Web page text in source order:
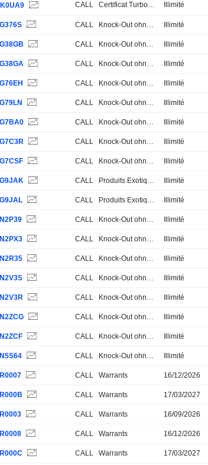
CALL Certificat Turbo Stop Loss Illimité
CALL Knock-Out ohne Stop Loss Illimité
CALL Knock-Out ohne Stop Loss Illimité
CALL Knock-Out ohne Stop Loss Illimité
CALL Knock-Out ohne Stop Loss Illimité
CALL Knock-Out ohne Stop Loss Illimité
CALL Knock-Out ohne Stop Loss Illimité
CALL Knock-Out ohne Stop Loss Illimité
CALL Knock-Out ohne Stop Loss Illimité
CALL Produits Exotiques Illimité
CALL Produits Exotiques Illimité
CALL Knock-Out ohne Stop Loss Illimité
CALL Knock-Out ohne Stop Loss Illimité
CALL Knock-Out ohne Stop Loss Illimité
CALL Knock-Out ohne Stop Loss Illimité
CALL Knock-Out ohne Stop Loss Illimité
CALL Knock-Out ohne Stop Loss Illimité
CALL Knock-Out ohne Stop Loss Illimité
CALL Knock-Out ohne Stop Loss Illimité
CALL Warrants 16/12/2026
CALL Warrants 17/03/2027
CALL Warrants 16/09/2026
CALL Warrants 16/12/2026
CALL Warrants 17/03/2027